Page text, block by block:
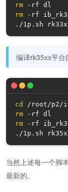
rm
rm -rf
./1p.sh
编译rk35xx平台
cd
rm
rm -rf
./1p.sh
当然上述每一个脚
最新的。